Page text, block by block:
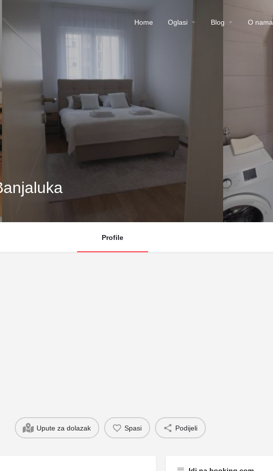
Home Oglasi Blog O nama
Profile
Upute za dolazak Spasi Podijeli